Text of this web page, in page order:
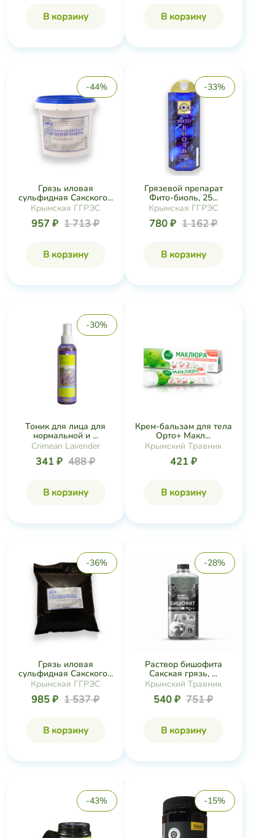
В корзину В корзину
-44%
Грязь иловая
сульфидная Сакского...
Крымская ГГРЭС
957 ₽ 1 713 ₽
В корзину
-33%
Грязевой препарат
Фито-биоль, 25...
Крымская ГГРЭС
780 ₽ 1 162 ₽
В корзину
-30%
Тоник для лица для
нормальной и ...
Crimean Lavender
341 ₽ 488 ₽
В корзину
Крем-бальзам для тела
Орто+ Макл...
Крымский Травник
421 ₽
В корзину
-36%
Грязь иловая
сульфидная Сакского...
Крымская ГГРЭС
985 ₽ 1 537 ₽
В корзину
-28%
Раствор бишофита
Сакская грязь, ...
Крымский Травник
540 ₽ 751 ₽
В корзину
-43% -15%